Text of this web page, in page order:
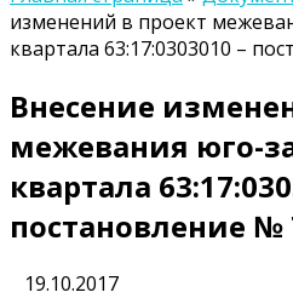
изменений в проект
квартала 63:17:0303010 –
Внесение
межевания юго-
квартала
постановление №
19.10.2017